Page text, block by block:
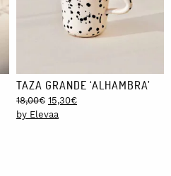
TAZA GRANDE ‘ALHAMBRA’
18,00€ Original
price
15,30€Current
by Elevaa